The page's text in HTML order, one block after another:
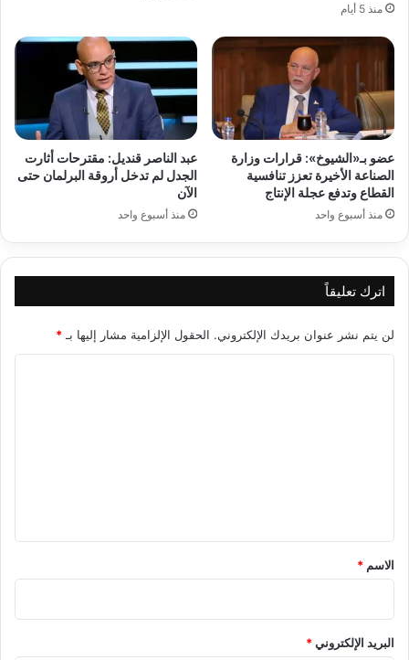
منذ 5 أيام
عضو بـ«الشيوخ»: قرارات وزارة
الصناعة الأخيرة تعزز تنافسية
القطاع وتدفع عجلة الإنتاج
منذ أسبوع واحد
عبد الناصر قنديل: مقترحات أثارت
الجدل لم تدخل أروقة البرلمان حتى
الآن
منذ أسبوع واحد
اترك تعليقاً
لن يتم نشر عنوان بريدك الإلكتروني. الحقول الإلزامية مشار إليها بـ *
*
الاسم *
البريد الإلكتروني*